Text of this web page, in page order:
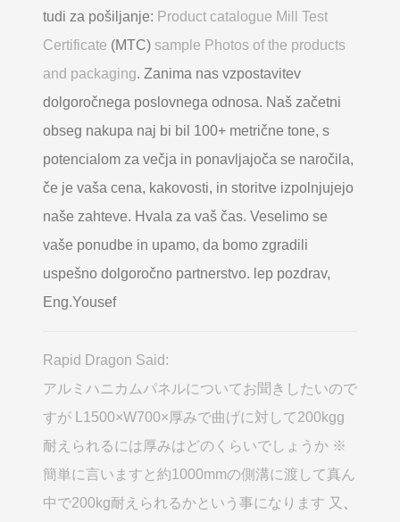
tudi za pošiljanje: Product catalogue Mill Test
Certificate (MTC) sample Photos of the products
and packaging. Zanima nas vzpostavitev
dolgoročnega poslovnega odnosa. Naš začetni
obseg nakupa naj bi bil 100+ metrične tone, s
potencialom za večja in ponavljajoča se naročila,
če je vaša cena, kakovosti, in storitve izpolnjujejo
naše zahteve. Hvala za vaš čas. Veselimo se
vaše ponudbe in upamo, da bomo zgradili
uspešno dolgoročno partnerstvo. lep pozdrav,
Eng.Yousef
Rapid Dragon Said:
アルミハニカムパネルについてお聞きしたいので
すが L1500×W700×厚みで曲げに対して200kgg
耐えられるには厚みはどのくらいでしょうか ※
簡単に言いますと約1000mmの側溝に渡して真ん
中で200kg耐えられるかという事になります 又